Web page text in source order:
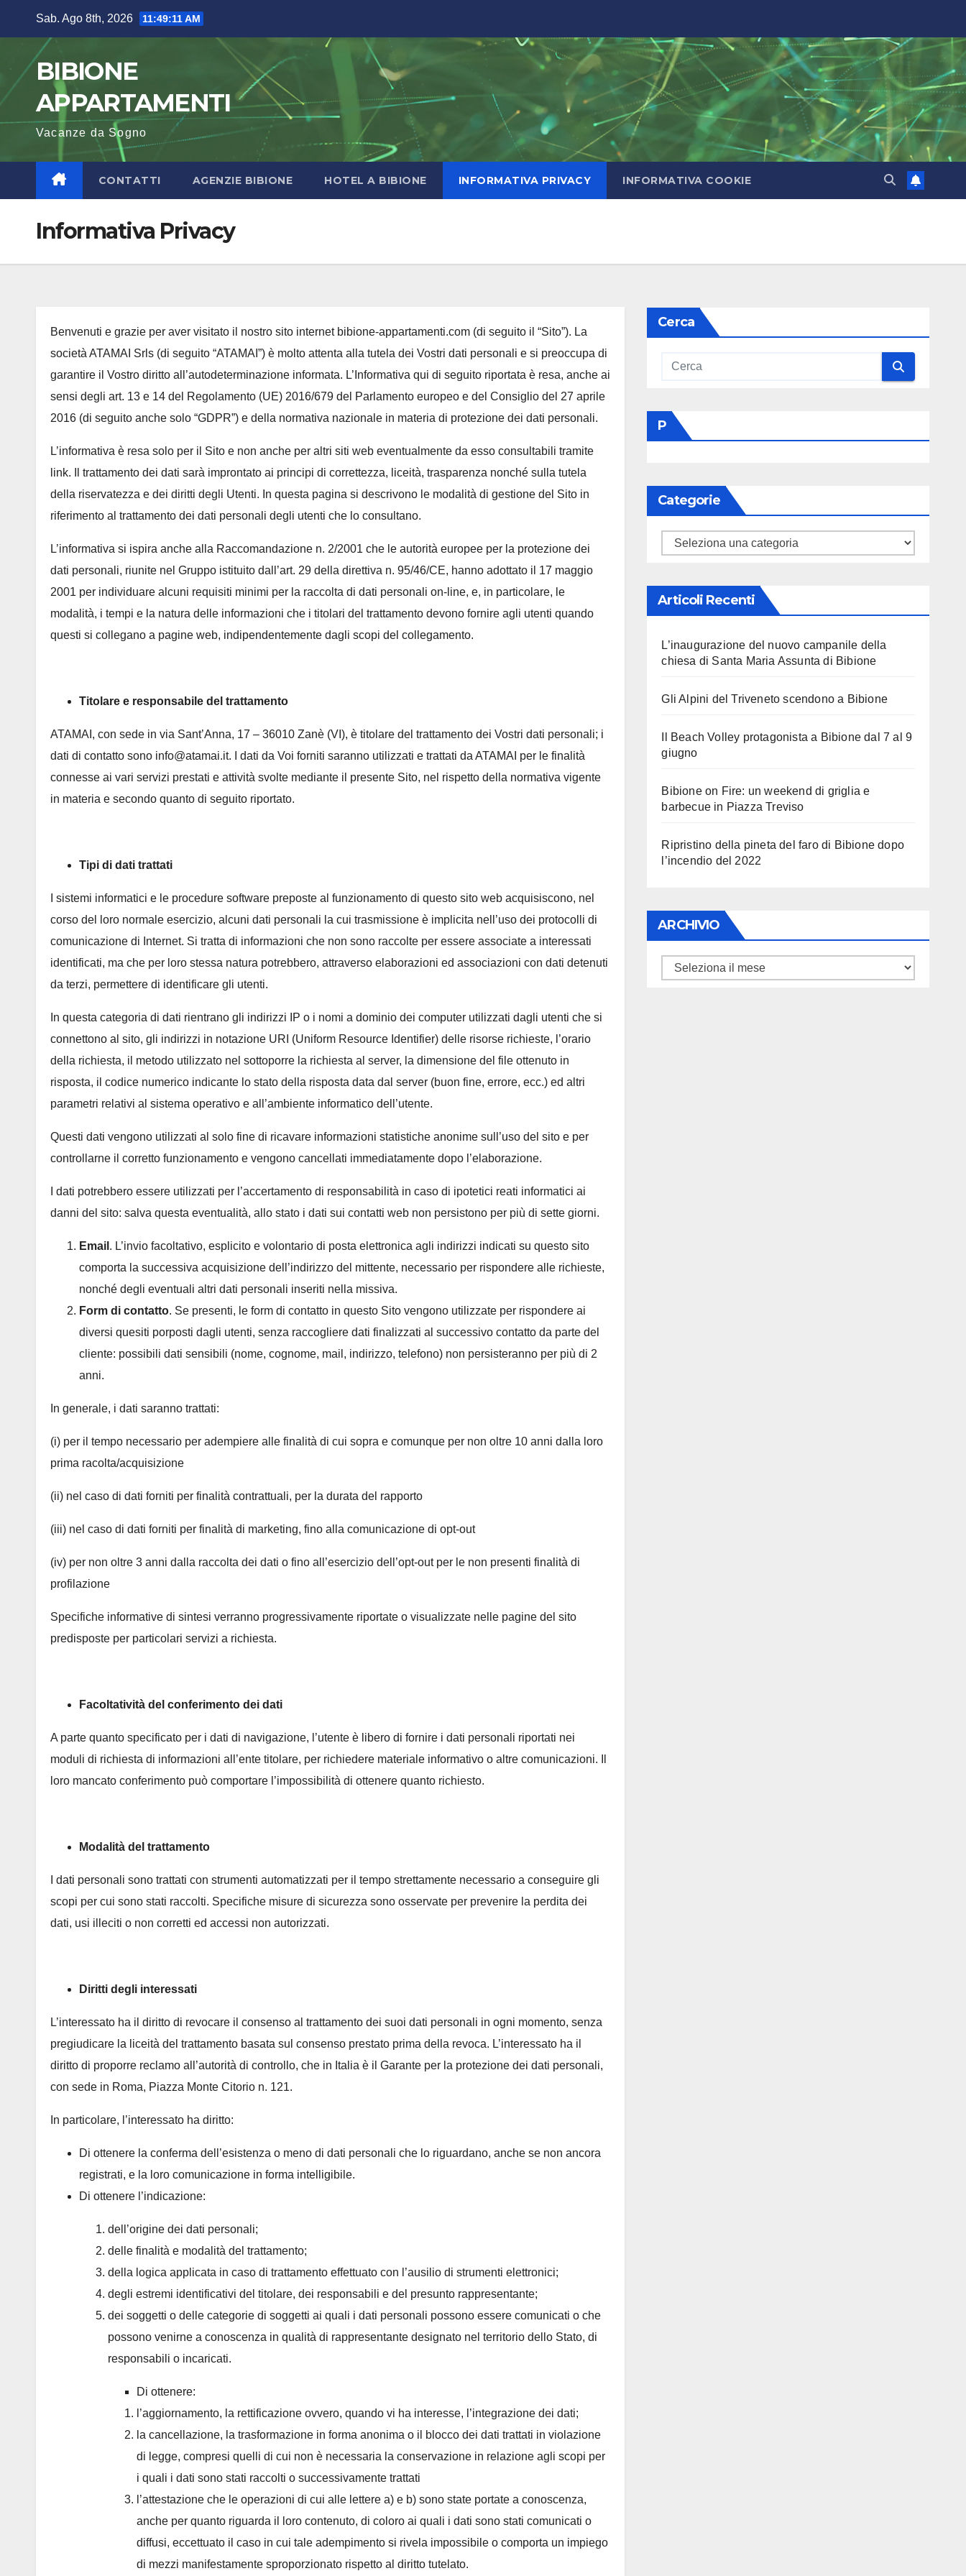
contenuto
Sab. Ago 8th, 2026 11:49:13 AM
BIBIONE
APPARTAMENTI
Vacanze da Sogno
CONTATTI AGENZIE BIBIONE HOTEL A BIBIONE INFORMATIVA PRIVACY INFORMATIVA COOKIE
Informativa Privacy
Benvenuti e grazie per aver visitato il nostro sito internet bibione-appartamenti.com (di seguito il “Sito”). La
società ATAMAI Srls (di seguito “ATAMAI”) è molto attenta alla tutela dei Vostri dati personali e si preoccupa di
garantire il Vostro diritto all’autodeterminazione informata. L’Informativa qui di seguito riportata è resa, anche ai
sensi degli art. 13 e 14 del Regolamento (UE) 2016/679 del Parlamento europeo e del Consiglio del 27 aprile
2016 (di seguito anche solo “GDPR”) e della normativa nazionale in materia di protezione dei dati personali.
L’informativa è resa solo per il Sito e non anche per altri siti web eventualmente da esso consultabili tramite
link. Il trattamento dei dati sarà improntato ai principi di correttezza, liceità, trasparenza nonché sulla tutela
della riservatezza e dei diritti degli Utenti. In questa pagina si descrivono le modalità di gestione del Sito in
riferimento al trattamento dei dati personali degli utenti che lo consultano.
L’informativa si ispira anche alla Raccomandazione n. 2/2001 che le autorità europee per la protezione dei
dati personali, riunite nel Gruppo istituito dall’art. 29 della direttiva n. 95/46/CE, hanno adottato il 17 maggio
2001 per individuare alcuni requisiti minimi per la raccolta di dati personali on-line, e, in particolare, le
modalità, i tempi e la natura delle informazioni che i titolari del trattamento devono fornire agli utenti quando
questi si collegano a pagine web, indipendentemente dagli scopi del collegamento.
Titolare e responsabile del trattamento
ATAMAI, con sede in via Sant’Anna, 17 – 36010 Zanè (VI), è titolare del trattamento dei Vostri dati personali; i
dati di contatto sono info@atamai.it. I dati da Voi forniti saranno utilizzati e trattati da ATAMAI per le finalità
connesse ai vari servizi prestati e attività svolte mediante il presente Sito, nel rispetto della normativa vigente
in materia e secondo quanto di seguito riportato.
Tipi di dati trattati
I sistemi informatici e le procedure software preposte al funzionamento di questo sito web acquisiscono, nel
corso del loro normale esercizio, alcuni dati personali la cui trasmissione è implicita nell’uso dei protocolli di
comunicazione di Internet. Si tratta di informazioni che non sono raccolte per essere associate a interessati
identificati, ma che per loro stessa natura potrebbero, attraverso elaborazioni ed associazioni con dati detenuti
da terzi, permettere di identificare gli utenti.
In questa categoria di dati rientrano gli indirizzi IP o i nomi a dominio dei computer utilizzati dagli utenti che si
connettono al sito, gli indirizzi in notazione URI (Uniform Resource Identifier) delle risorse richieste, l’orario
della richiesta, il metodo utilizzato nel sottoporre la richiesta al server, la dimensione del file ottenuto in
risposta, il codice numerico indicante lo stato della risposta data dal server (buon fine, errore, ecc.) ed altri
parametri relativi al sistema operativo e all’ambiente informatico dell’utente.
Questi dati vengono utilizzati al solo fine di ricavare informazioni statistiche anonime sull’uso del sito e per
controllarne il corretto funzionamento e vengono cancellati immediatamente dopo l’elaborazione.
I dati potrebbero essere utilizzati per l’accertamento di responsabilità in caso di ipotetici reati informatici ai
danni del sito: salva questa eventualità, allo stato i dati sui contatti web non persistono per più di sette giorni.
Email . L’invio facoltativo, esplicito e volontario di posta elettronica agli indirizzi indicati su questo sito
comporta la successiva acquisizione dell’indirizzo del mittente, necessario per rispondere alle richieste,
nonché degli eventuali altri dati personali inseriti nella missiva.
Form di contatto. Se presenti, le form di contatto in questo Sito vengono utilizzate per rispondere ai
diversi quesiti porposti dagli utenti, senza raccogliere dati finalizzati al successivo contatto da parte del
cliente: possibili dati sensibili (nome, cognome, mail, indirizzo, telefono) non persisteranno per più di 2
anni.
In generale, i dati saranno trattati:
(i) per il tempo necessario per adempiere alle finalità di cui sopra e comunque per non oltre 10 anni dalla loro
prima racolta/acquisizione
(ii) nel caso di dati forniti per finalità contrattuali, per la durata del rapporto
(iii) nel caso di dati forniti per finalità di marketing, fino alla comunicazione di opt-out
(iv) per non oltre 3 anni dalla raccolta dei dati o fino all’esercizio dell’opt-out per le non presenti finalità di
profilazione
Specifiche informative di sintesi verranno progressivamente riportate o visualizzate nelle pagine del sito
predisposte per particolari servizi a richiesta.
Facoltatività del conferimento dei dati
A parte quanto specificato per i dati di navigazione, l’utente è libero di fornire i dati personali riportati nei
moduli di richiesta di informazioni all’ente titolare, per richiedere materiale informativo o altre comunicazioni. Il
loro mancato conferimento può comportare l’impossibilità di ottenere quanto richiesto.
Modalità del trattamento
I dati personali sono trattati con strumenti automatizzati per il tempo strettamente necessario a conseguire gli
scopi per cui sono stati raccolti. Specifiche misure di sicurezza sono osservate per prevenire la perdita dei
dati, usi illeciti o non corretti ed accessi non autorizzati.
Diritti degli interessati
L’interessato ha il diritto di revocare il consenso al trattamento dei suoi dati personali in ogni momento, senza
pregiudicare la liceità del trattamento basata sul consenso prestato prima della revoca. L’interessato ha il
diritto di proporre reclamo all’autorità di controllo, che in Italia è il Garante per la protezione dei dati personali,
con sede in Roma, Piazza Monte Citorio n. 121.
In particolare, l’interessato ha diritto:
Di ottenere la conferma dell’esistenza o meno di dati personali che lo riguardano, anche se non ancora
registrati, e la loro comunicazione in forma intelligibile.
Di ottenere l’indicazione:
dell’origine dei dati personali;
delle finalità e modalità del trattamento;
della logica applicata in caso di trattamento effettuato con l’ausilio di strumenti elettronici;
degli estremi identificativi del titolare, dei responsabili e del presunto rappresentante;
dei soggetti o delle categorie di soggetti ai quali i dati personali possono essere comunicati o che
possono venirne a conoscenza in qualità di rappresentante designato nel territorio dello Stato, di
responsabili o incaricati.
Di ottenere:
l’aggiornamento, la rettificazione ovvero, quando vi ha interesse, l’integrazione dei dati;
la cancellazione, la trasformazione in forma anonima o il blocco dei dati trattati in violazione
di legge, compresi quelli di cui non è necessaria la conservazione in relazione agli scopi per
i quali i dati sono stati raccolti o successivamente trattati
l’attestazione che le operazioni di cui alle lettere a) e b) sono state portate a conoscenza,
anche per quanto riguarda il loro contenuto, di coloro ai quali i dati sono stati comunicati o
diffusi, eccettuato il caso in cui tale adempimento si rivela impossibile o comporta un impiego
di mezzi manifestamente sproporzionato rispetto al diritto tutelato.
Cerca
P
Categorie
Categorie
Articoli Recenti
L’inaugurazione del nuovo campanile della
chiesa di Santa Maria Assunta di Bibione
Gli Alpini del Triveneto scendono a Bibione
Il Beach Volley protagonista a Bibione dal 7 al 9
giugno
Bibione on Fire: un weekend di griglia e
barbecue in Piazza Treviso
Ripristino della pineta del faro di Bibione dopo
l’incendio del 2022
ARCHIVIO
ARCHIVIO